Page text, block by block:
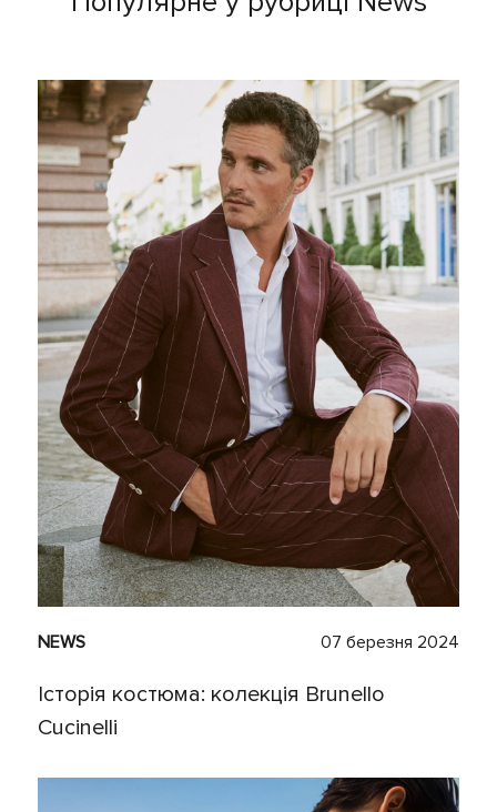
NEWS 07 березня 2024
Історія костюма: колекція Brunello
Cucinelli